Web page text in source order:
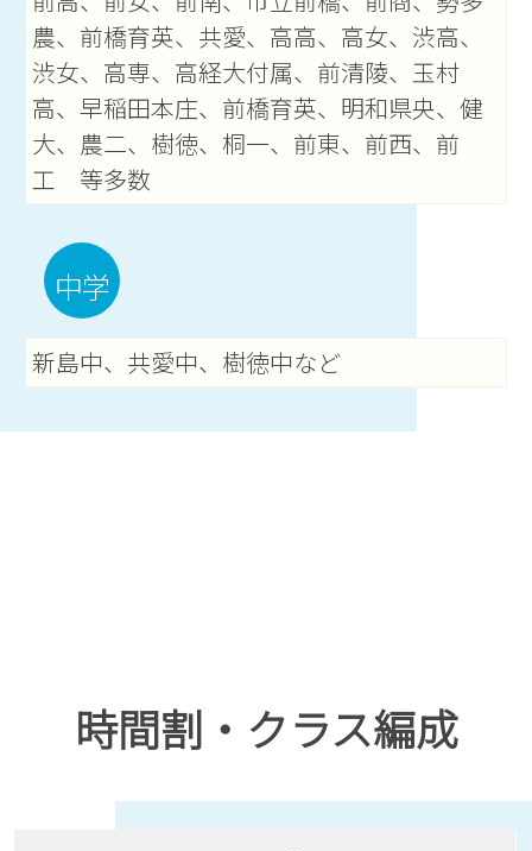
農、前橋育英、共愛、高高、高女、渋高、
渋女、高専、高経大付属、前清陵、玉村
高、早稲田本庄、前橋育英、明和県央、健
大、農二、樹徳、桐一、前東、前西、前
工 等多数
中学
新島中、共愛中、樹徳中など
時間割・クラス編成